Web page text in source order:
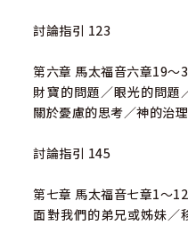
討論指引 123
第六章 馬太福音六章19～
財寶的問題／眼光的問題
關於憂慮的思考／神的治
討論指引 145
第七章 馬太福音七章1～
面對我們的弟兄或姊妹／